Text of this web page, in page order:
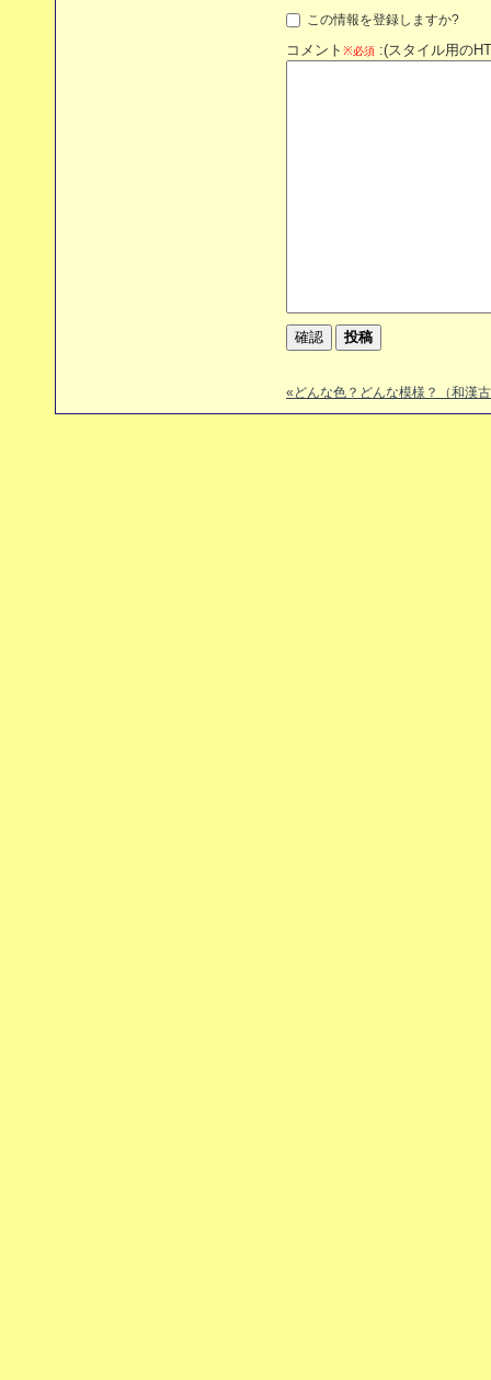
この情報を登録しますか?
コメント ※必須 :(スタイル用の
«どんな色？どんな模様？（和漢